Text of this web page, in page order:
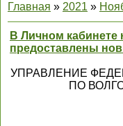
Главная » 2021 »
В Личном кабинете
предоставлены
УПРАВЛЕНИЕ
ПО